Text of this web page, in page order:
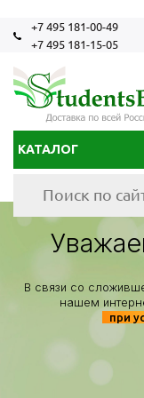
+7 495 181-00-49
+7 495 181-15-05
КАТАЛОГ
В связи со
нашем
при